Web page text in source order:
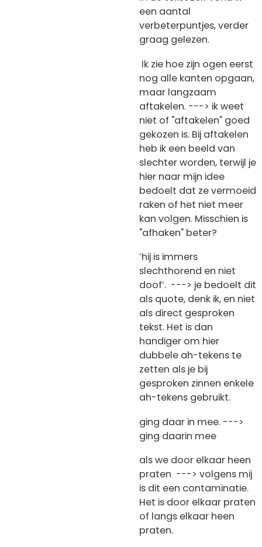
een aantal
verbeterpuntjes, verder
graag gelezen.
Ik zie hoe zijn ogen eerst
nog alle kanten opgaan,
maar langzaam
aftakelen. ---> ik weet
niet of "aftakelen" goed
gekozen is. Bij aftakelen
heb ik een beeld van
slechter worden, terwijl je
hier naar mijn idee
bedoelt dat ze vermoeid
raken of het niet meer
kan volgen. Misschien is
"afhaken" beter?
‘hij is immers
slechthorend en niet
doof’. ---> je bedoelt dit
als quote, denk ik, en niet
als direct gesproken
tekst. Het is dan
handiger om hier
dubbele ah-tekens te
zetten als je bij
gesproken zinnen enkele
ah-tekens gebruikt.
ging daar in mee. --->
ging daarin mee
als we door elkaar heen
praten ---> volgens mij
is dit een contaminatie.
Het is door elkaar praten
of langs elkaar heen
praten.